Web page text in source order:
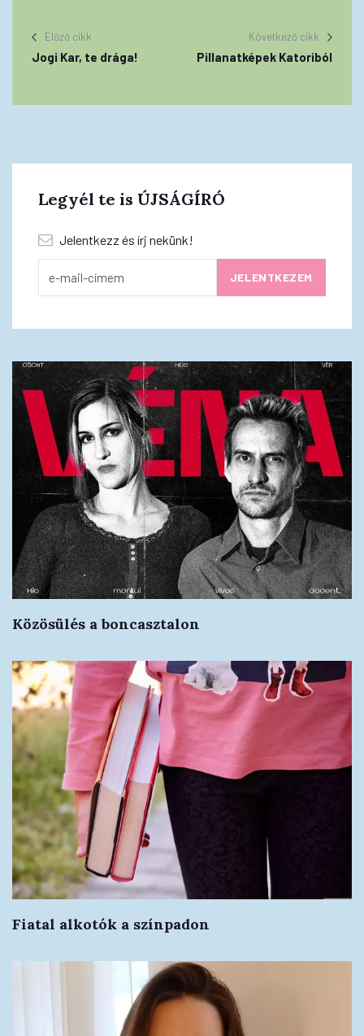
Előző cikk
Jogi Kar, te drága!
Következő cikk
Pillanatképek Katoriból
Legyél te is ÚJSÁGÍRÓ
Jelentkezz és írj nekünk!
Közösülés a boncasztalon
Fiatal alkotók a színpadon